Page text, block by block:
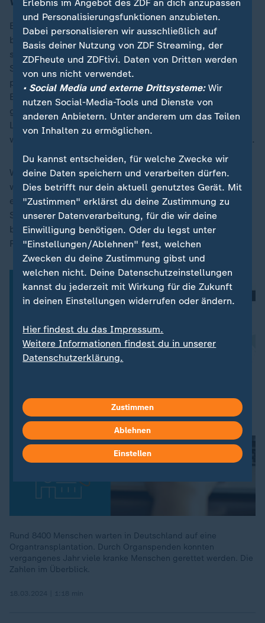
Eine Transplantation ist auch psychisch und sozial
belastend. Diesen Folgen einer Lebendorganspende
soll mehr Beachtung geschenkt werden. Für die
Spendewilligen wird deshalb eine "unabhängige
psychosoziale Beratung und Evaluation" vor dem
Eingriff verpflichtend. Auch soll ihnen "während des
gesamten Spendeprozesses eine unabhängige
Lebendspendebegleitperson zur Seite gestellt
werden", zum Beispiel eine Ärztin oder Pflegefachkraft.
Wenn jemand, der eine Niere gespendet hat, im
weiteren Lebensverlauf wegen einer Erkrankung selbst
eine Nierentransplantation braucht, soll die frühere
Spende bei der Organvermittlung "angemessen
berücksichtigt werden". Die Details sollen in
Richtlinien der Bundeärztekammer festgelegt werden.
Rund 8400 Menschen warten in Deutschland auf eine
Organtransplantation. Durch Organspenden konnten
vergangenes Jahr viele kranke Menschen gerettet werden. Die
Zahlen im Überblick.
Erlebnis im Angebot des ZDF an dich anzupassen
und Personalisierungsfunktionen anzubieten.
Dabei personalisieren wir ausschließlich auf
Basis deiner Nutzung von ZDF Streaming, der
ZDFheute und ZDFtivi. Daten von Dritten werden
von uns nicht verwendet.
• Social Media und externe Drittsysteme:Wir
nutzen Social-Media-Tools und Dienste von
anderen Anbietern. Unter anderem um das Teilen
von Inhalten zu ermöglichen.
Du kannst entscheiden, für welche Zwecke wir
deine Daten speichern und verarbeiten dürfen.
Dies betrifft nur dein aktuell genutztes Gerät. Mit
"Zustimmen" erklärst du deine Zustimmung zu
unserer Datenverarbeitung, für die wir deine
Einwilligung benötigen. Oder du legst unter
"Einstellungen/Ablehnen" fest, welchen
Zwecken du deine Zustimmung gibst und
welchen nicht. Deine Datenschutzeinstellungen
kannst du jederzeit mit Wirkung für die Zukunft
in deinen Einstellungen widerrufen oder ändern.
Hier findest du das Impressum.
Weitere Informationen findest du in unserer
Datenschutzerklärung.
Zustimmen
Ablehnen
Einstellen